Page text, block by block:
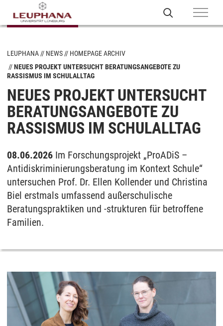
LEUPHANA NEWS
HOMEPAGE ARCHIV
NEUES PROJEKT UNTERSUCHT BERATUNGSANGEBOTE ZU
RASSISMUS IM SCHULALLTAG
NEUES PROJEKT UNTERSUCHT
BERATUNGSANGEBOTE ZU
RASSISMUS IM SCHULALLTAG
08.06.2026 Im Forschungsprojekt „ProADiS –
Antidiskriminierungsberatung im Kontext Schule“
untersuchen Prof. Dr. Ellen Kollender und Christina
Biel erstmals umfassend außerschulische
Beratungspraktiken und -strukturen für betroffene
Familien.